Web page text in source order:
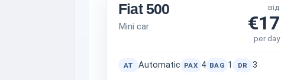
Fiat 500
Mini car
від
€17
per day
AT Automatic PAX 4 BAG 1 DR 3